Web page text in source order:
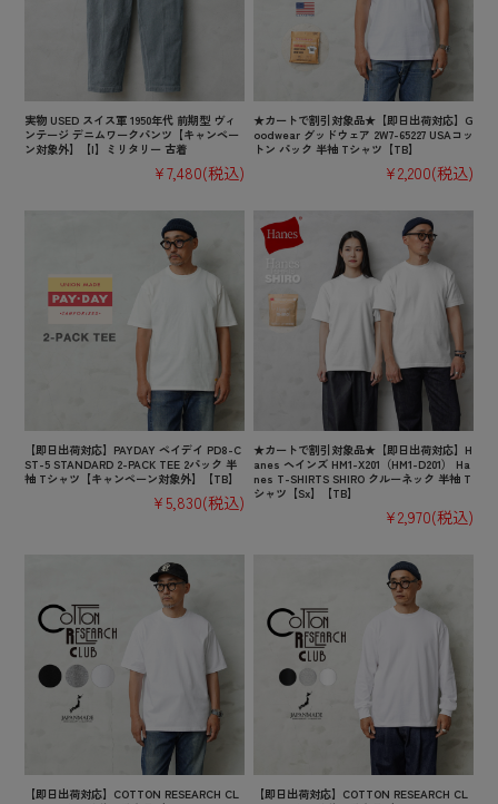
実物 USED スイス軍 1950年代 前期型 ヴィ
ンテージ デニムワークパンツ【キャンペー
ン対象外】【I】ミリタリー 古着
¥7,480(税込)
★カートで割引対象品★【即日出荷対応】G
oodwear グッドウェア 2W7-65227 USAコッ
トン パック 半袖 Tシャツ【TB】
¥2,200(税込)
【即日出荷対応】PAYDAY ペイデイ PD8-C
ST-5 STANDARD 2-PACK TEE 2パック 半
袖 Tシャツ【キャンペーン対象外】【TB】
¥5,830(税込)
★カートで割引対象品★【即日出荷対応】H
anes ヘインズ HM1-X201（HM1-D201） Ha
nes T-SHIRTS SHIRO クルーネック 半袖 T
シャツ【Sx】【TB】
¥2,970(税込)
【即日出荷対応】COTTON RESEARCH CL
【即日出荷対応】COTTON RESEARCH CL